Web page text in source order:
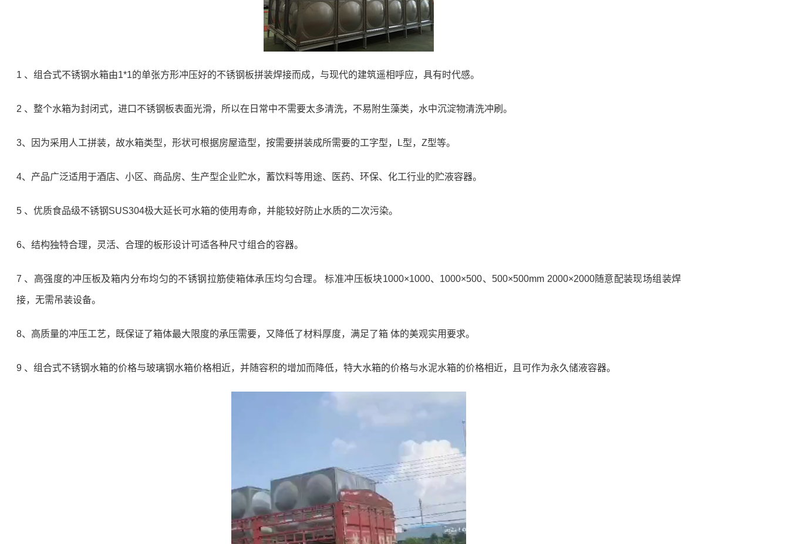
1 、组合式不锈钢水箱由1*1的单张方形冲压好的不锈钢板拼装焊接而成，与现代的建筑遥相呼应，具有时代感。
2 、整个水箱为封闭式，进口不锈钢板表面光滑，所以在日常中不需要太多清洗，不易附生藻类，水中沉淀物清洗冲刷。
3、因为采用人工拼装，故水箱类型，形状可根据房屋造型，按需要拼装成所需要的工字型，L型，Z型等。
4、产品广泛适用于酒店、小区、商品房、生产型企业贮水，蓄饮料等用途、医药、环保、化工行业的贮液容器。
5 、优质食品级不锈钢SUS304极大延长可水箱的使用寿命，并能较好防止水质的二次污染。
6、结构独特合理，灵活、合理的板形设计可适各种尺寸组合的容器。
7 、高强度的冲压板及箱内分布均匀的不锈钢拉筋使箱体承压均匀合理。 标准冲压板块1000×1000、1000×500、500×500mm 2000×2000随意配装现场组装焊
接，无需吊装设备。
8、高质量的冲压工艺，既保证了箱体最大限度的承压需要，又降低了材料厚度，满足了箱 体的美观实用要求。
9 、组合式不锈钢水箱的价格与玻璃钢水箱价格相近，并随容积的增加而降低，特大水箱的价格与水泥水箱的价格相近，且可作为永久储液容器。